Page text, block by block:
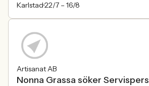
Karlstad22/7 – 16/8
Artisanat AB
Nonna Grassa söker